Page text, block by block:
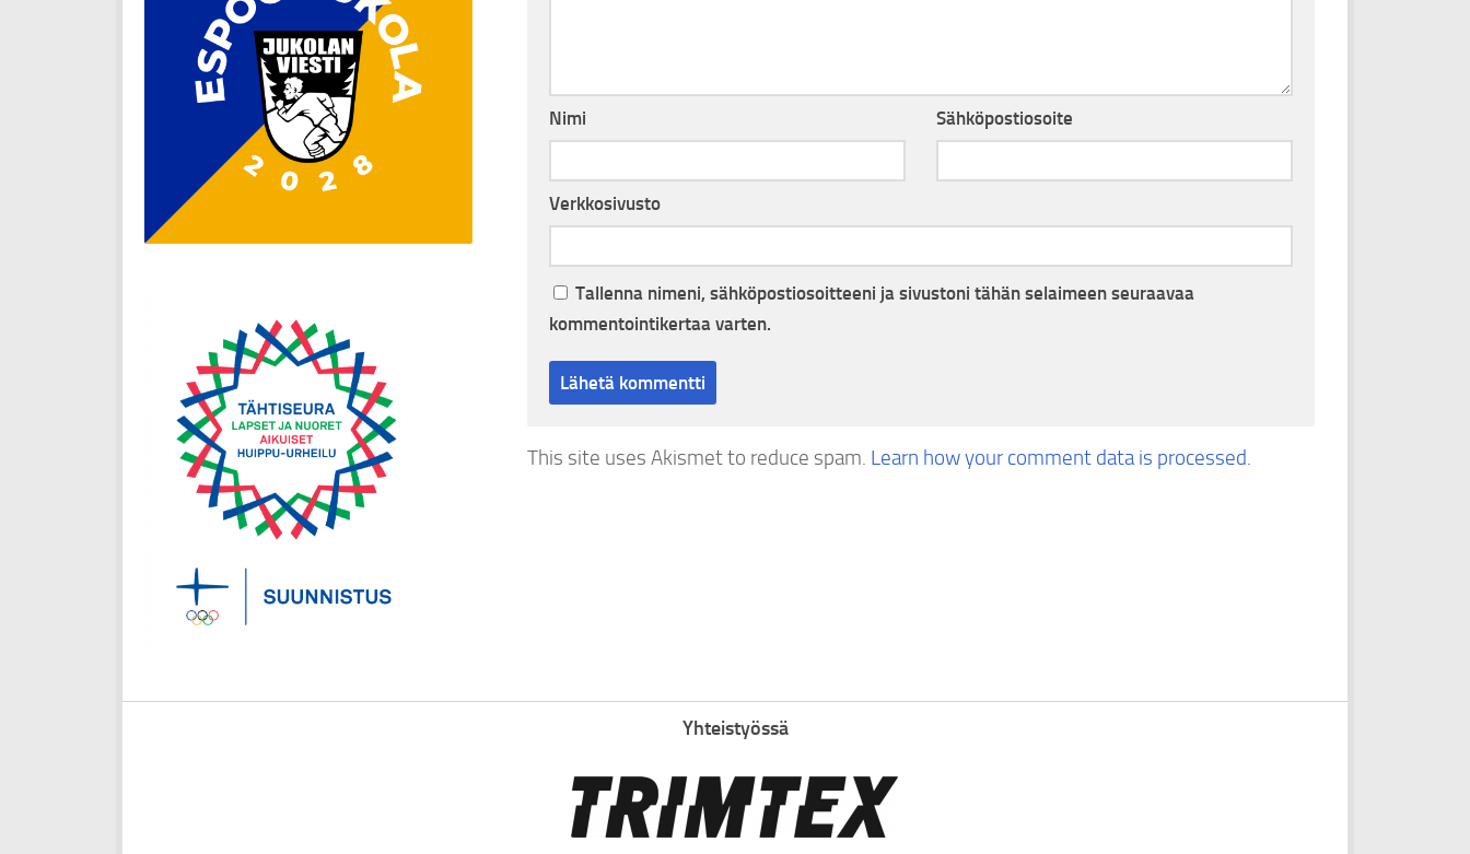
Nimi Sähköpostiosoite
Verkkosivusto
Tallenna nimeni, sähköpostiosoitteeni ja sivustoni tähän selaimeen seuraavaa
kommentointikertaa varten.
This site uses Akismet to reduce spam. Learn how your comment data is processed.
Yhteistyössä